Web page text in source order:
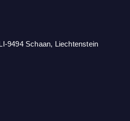
9494 Schaan, Liechtenstein